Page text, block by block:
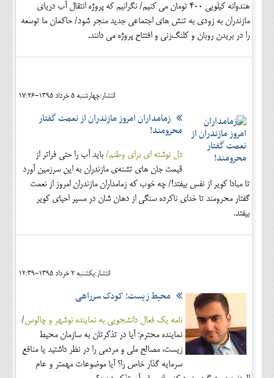
هندوانه کیلویی 400 تومان می کنیم/ نگرانیم که پروژه انتقال آب دریای
مازندران به زودی به تنش های اجتماعی جدید منجر شود/ حاکمان ما توسعه
را در بریدن روبان و کلنگ‌زنی و افتتاح پروژه می دانند.
انتشار:چهارشنبه 5 خرداد 1395-17:26
زمامداران امروز مازندران از نعمت گفتار
محرومند!
دل نوشته ای برای وطنم/ باید آب را حتی فراتر از
قیمت جان های تشنه‌ی مازندران به این سرزمین آورد
تا مبادا کویر از نفس بیفتد!/ چه خوب که زمامداران مازندران امروز از نعمت
گفتار محرومند تا خدای ناکرده سنگی از دهان شان در مسیر احیای کویر
بیفتد.
انتشار:يکشنبه 2 خرداد 1395-12:39
محیط زیست؛ کودک سرراهی
نامه یک فعال دانشجویی به نماینده نوشهر و چالوس/
نماينده محترم؛ آيا در تذكرتان به سازمان محیط
زیست، مصالح ملي و مردمي را در نظر داشتيد يا منافع
سرمايه گذار خاص را؟ آيا موضوعات مهمتر و عام